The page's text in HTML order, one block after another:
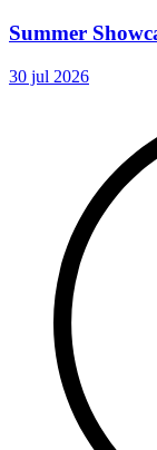
Summer
30 jul 2026